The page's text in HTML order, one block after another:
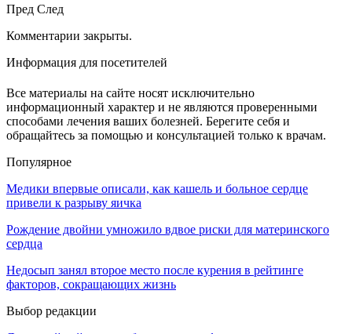
Пред След
Комментарии закрыты.
Информация для посетителей
Все материалы на сайте носят исключительно
информационный характер и не являются проверенными
способами лечения ваших болезней. Берегите себя и
обращайтесь за помощью и консультацией только к врачам.
Популярное
Медики впервые описали, как кашель и больное сердце
привели к разрыву яичка
Рождение двойни умножило вдвое риски для материнского
сердца
Недосып занял второе место после курения в рейтинге
факторов, сокращающих жизнь
Выбор редакции